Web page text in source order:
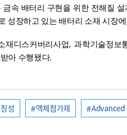
속 배터리 구현을 위한 전해질
성장하고 있는 배터리 소재 시장
재디스커버리사업,과학기술정보
아 수행됐다.
성 액체첨가제